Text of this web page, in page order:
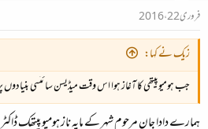
فروری 22، 2016
زیک نے کہا:
جب ہومیوپیتھی کا آغاز ہوا اس وقت میڈیسن سائنسی بنیادوں
ہمارے دادا جان مرحوم شہر کے مایہ ناز ہومیو پیتھک